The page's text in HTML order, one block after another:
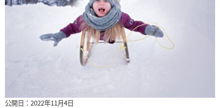
公開日：2022年11月4日